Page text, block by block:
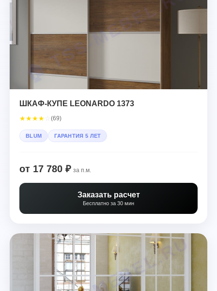
ШКАФ-КУПЕ LEONARDO 1373
★★★★ (69)
BLUM ГАРАНТИЯ 5 ЛЕТ
от 17 780 ₽ за п.м.
Заказать расчет
Бесплатно за 30 мин